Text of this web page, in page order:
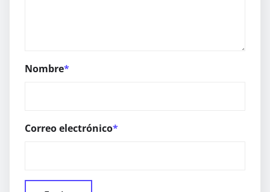
Nombre*
Correo electrónico*